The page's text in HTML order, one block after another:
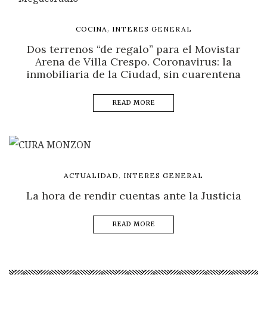
COCINA , INTERES GENERAL
Dos terrenos “de regalo” para el Movistar
Arena de Villa Crespo. Coronavirus: la
inmobiliaria de la Ciudad, sin cuarentena
READ MORE
ACTUALIDAD , INTERES GENERAL
La hora de rendir cuentas ante la Justicia
READ MORE